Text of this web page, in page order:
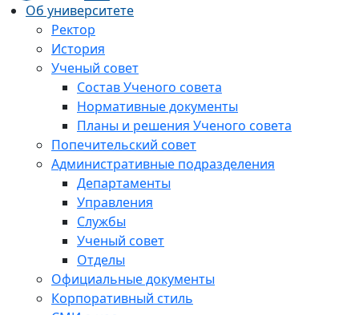
Об университете
Ректор
История
Ученый совет
Состав Ученого совета
Нормативные документы
Планы и решения Ученого совета
Попечительский совет
Административные подразделения
Департаменты
Управления
Службы
Ученый совет
Отделы
Официальные документы
Корпоративный стиль